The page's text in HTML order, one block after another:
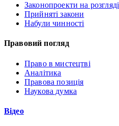
Законопроекти на розгляді
Прийняті закони
Набули чинності
Правовий погляд
Право в мистецтві
Аналітика
Правова позиція
Наукова думка
Відео